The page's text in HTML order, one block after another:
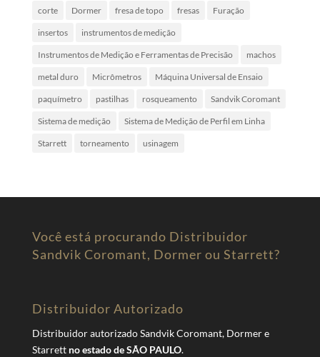
corte Dormer fresa de topo fresas Furação
insertos instrumentos de medição
Instrumentos de Medição e Ferramentas de Precisão machos
metal duro Micrômetros Máquina Universal de Ensaio
paquímetro pastilhas rosqueamento Sandvik Coromant
Sistema de medição Sistema de Medição de Perfil em Linha
Starrett torneamento usinagem
Você está procurando Distribuidor
Sandvik Coromant, Dormer ou Starrett?
Distribuidor Autorizado
Distribuidor autorizado Sandvik Coromant, Dormer e
Starrett no estado de SÃO PAULO.